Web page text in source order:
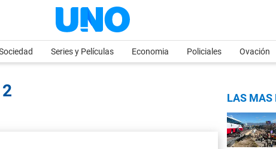
Series y Películas Economia Policiales Ovación
LAS MAS